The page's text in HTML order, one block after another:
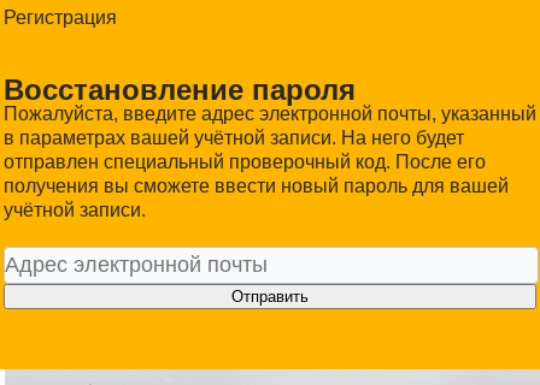
Регистрация
Восстановление пароля
Пожалуйста, введите адрес электронной почты, указанный
в параметрах вашей учётной записи. На него будет
отправлен специальный проверочный код. После его
получения вы сможете ввести новый пароль для вашей
учётной записи.
Отправить